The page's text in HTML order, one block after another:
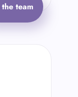
the team